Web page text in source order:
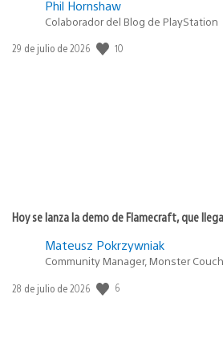
Phil Hornshaw
Colaborador del Blog de PlayStation
Fecha
29 de julio de 2026 10
Hoy se lanza la demo de Flamecraft, que
Mateusz Pokrzywniak
Community Manager, Monster Couch
Fecha
28 de julio de 2026 6